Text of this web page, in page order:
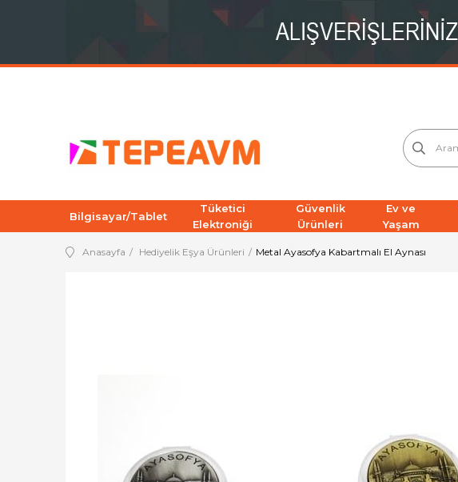
Bilgisayar/Tablet
Tüketici
Elektroniği
Güvenlik
Ürünleri
Ev ve
Yaşam
Anasayfa Hediyelik Eşya Ürünleri Metal Ayasofya Kabartmalı El Aynası